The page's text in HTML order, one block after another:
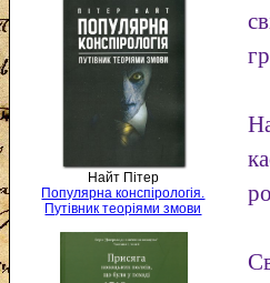
Найт Пітер
Популярна конспірологія.
Путівник теоріями змови